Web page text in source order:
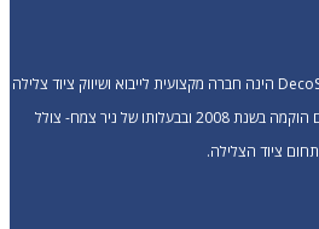
חברת דקו’ סטופ ישראל- DecoStop Israel הינה חברה מקצועית לייבוא ושיווק ציוד צלילה
מהחברות המובילות והחדשניות בעולם הוקמה בשנת 2008 ובבעלותו של ניר צמח- צולל
ציוד הצלילה.